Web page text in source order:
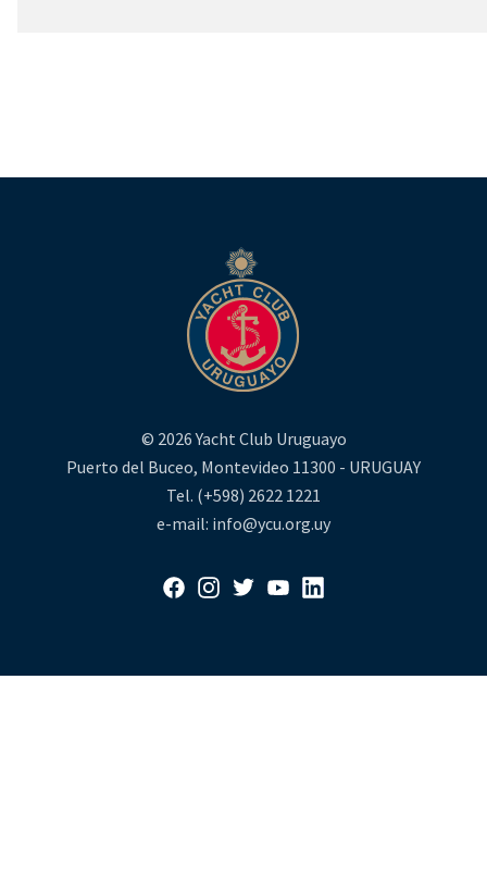
© 2026 Yacht Club Uruguayo
Puerto del Buceo, Montevideo 11300 - URUGUAY
Tel. (+598) 2622 1221
e-mail: info@ycu.org.uy